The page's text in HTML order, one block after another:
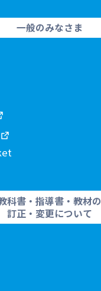
一般のみなさま
科書・指導書・教材の
訂正・変更について